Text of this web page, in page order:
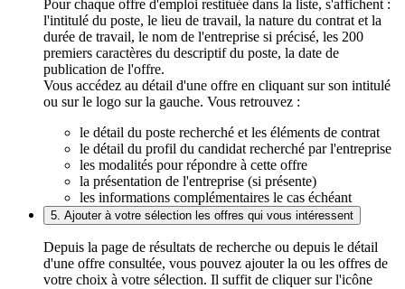
Pour chaque offre d'emploi restituée dans la liste, s'affichent :
l'intitulé du poste, le lieu de travail, la nature du contrat et la
durée de travail, le nom de l'entreprise si précisé, les 200
premiers caractères du descriptif du poste, la date de
publication de l'offre.
Vous accédez au détail d'une offre en cliquant sur son intitulé
ou sur le logo sur la gauche. Vous retrouvez :
le détail du poste recherché et les éléments de contrat
le détail du profil du candidat recherché par l'entreprise
les modalités pour répondre à cette offre
la présentation de l'entreprise (si présente)
les informations complémentaires le cas échéant
5. Ajouter à votre sélection les offres qui vous intéressent
Depuis la page de résultats de recherche ou depuis le détail
d'une offre consultée, vous pouvez ajouter la ou les offres de
votre choix à votre sélection. Il suffit de cliquer sur l'icône